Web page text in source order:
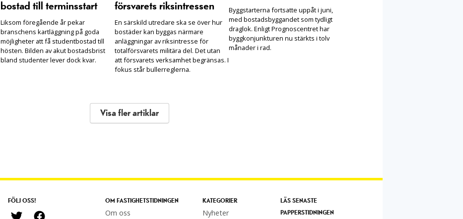
bostad till terminsstart
Liksom föregående år pekar
branschens kartläggning på goda
möjligheter att få studentbostad till
hösten. Bilden av akut bostadsbrist
bland studenter lever dock kvar.
försvarets riksintressen
En särskild utredare ska se över hur
bostäder kan byggas närmare
anläggningar av riksintresse för
totalförsvarets militära del. Det utan
att försvarets verksamhet begränsas. I
fokus står bullerreglerna.
Byggstarterna fortsatte uppåt i juni,
med bostadsbyggandet som tydligt
draglok. Enligt Prognoscentret har
byggkonjunkturen nu stärkts i tolv
månader i rad.
Visa fler artiklar
FÖLJ OSS! OM FASTIGHETSTIDNINGEN
Om oss
KATEGORIER
Nyheter
LÄS SENASTE
PAPPERSTIDNINGEN